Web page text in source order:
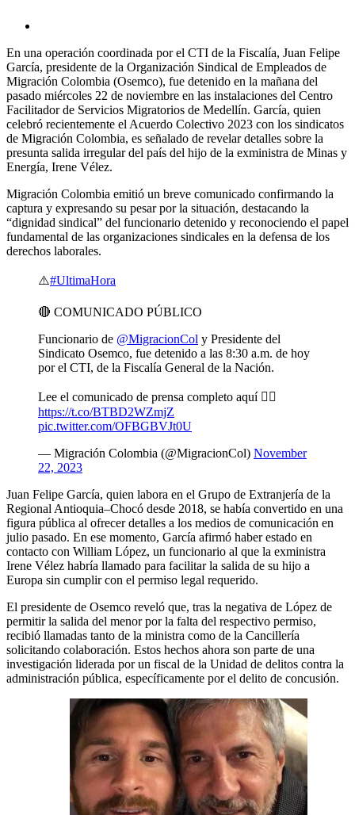
En una operación coordinada por el CTI de la Fiscalía, Juan Felipe
García, presidente de la Organización Sindical de Empleados de
Migración Colombia (Osemco), fue detenido en la mañana del
pasado miércoles 22 de noviembre en las instalaciones del Centro
Facilitador de Servicios Migratorios de Medellín. García, quien
celebró recientemente el Acuerdo Colectivo 2023 con los sindicatos
de Migración Colombia, es señalado de revelar detalles sobre la
presunta salida irregular del país del hijo de la exministra de Minas y
Energía, Irene Vélez.
Migración Colombia emitió un breve comunicado confirmando la
captura y expresando su pesar por la situación, destacando la
“dignidad sindical” del funcionario detenido y reconociendo el papel
fundamental de las organizaciones sindicales en la defensa de los
derechos laborales.
⚠️#UltimaHora
🔴 COMUNICADO PÚBLICO
Funcionario de @MigracionCol y Presidente del
Sindicato Osemco, fue detenido a las 8:30 a.m. de hoy
por el CTI, de la Fiscalía General de la Nación.
Lee el comunicado de prensa completo aquí 👇🏼
https://t.co/BTBD2WZmjZ
pic.twitter.com/OFBGBVJt0U
— Migración Colombia (@MigracionCol) November
22, 2023
Juan Felipe García, quien labora en el Grupo de Extranjería de la
Regional Antioquia–Chocó desde 2018, se había convertido en una
figura pública al ofrecer detalles a los medios de comunicación en
julio pasado. En ese momento, García afirmó haber estado en
contacto con William López, un funcionario al que la exministra
Irene Vélez habría llamado para facilitar la salida de su hijo a
Europa sin cumplir con el permiso legal requerido.
El presidente de Osemco reveló que, tras la negativa de López de
permitir la salida del menor por la falta del respectivo permiso,
recibió llamadas tanto de la ministra como de la Cancillería
solicitando colaboración. Estos hechos ahora son parte de una
investigación liderada por un fiscal de la Unidad de delitos contra la
administración pública, específicamente por el delito de concusión.